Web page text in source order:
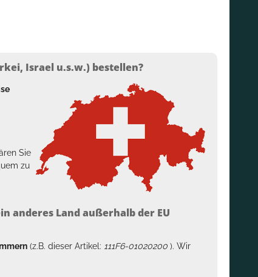
Israel u.s.w.) bestellen?
Sie
zu
anderes Land außerhalb der EU
(z.B. dieser Artikel: 111F6-01020200 ). Wir